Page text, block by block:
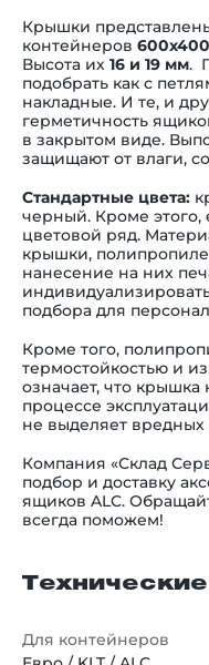
Крышки
контейнеров
Высота их 16 и 19 мм.
подобрать как с
накладные. И те, и
герметичность
в закрытом виде.
защищают от влаги,
Стандартные цвета:
черный. Кроме этого,
цветовой ряд.
крышки,
нанесение на них
подбора для
Кроме того,
термостойкостью и
означает, что
процессе
не выделяет вредных
Компания «Склад
подбор и доставку
ящиков ALC.
всегда поможем!
Для контейнеров